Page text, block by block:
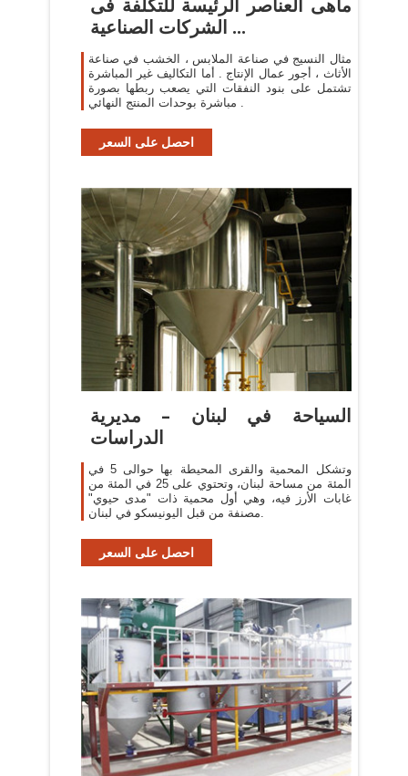
ماهى العناصر الرئيسة للتكلفة فى
الشركات الصناعية ...
مثال النسيج في صناعة الملابس ، الخشب في صناعة
الأثاث ، أجور عمال الإنتاج . أما التكاليف غير المباشرة
تشتمل على بنود النفقات التي يصعب ربطها بصورة
مباشرة بوحدات المنتج النهائي .
احصل على السعر
السياحة في لبنان – مديرية
الدراسات
وتشكل المحمية والقرى المحيطة بها حوالى 5 في
المئة من مساحة لبنان، وتحتوي على 25 في المئة من
غابات الأرز فيه، وهي أول محمية ذات "مدى حيوي"
مصنفة من قبل اليونيسكو في لبنان.
احصل على السعر